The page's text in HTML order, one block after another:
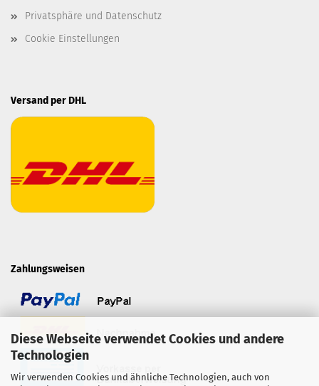
Diese Webseite verwendet Cookies und andere
Technologien
Wir verwenden Cookies und ähnliche Technologien, auch von
Privatsphäre und Datenschutz
Cookie Einstellungen
Versand per DHL
Zahlungsweisen